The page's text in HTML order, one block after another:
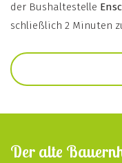
der Bushaltestelle
schließlich 2 Minuten
Der alte